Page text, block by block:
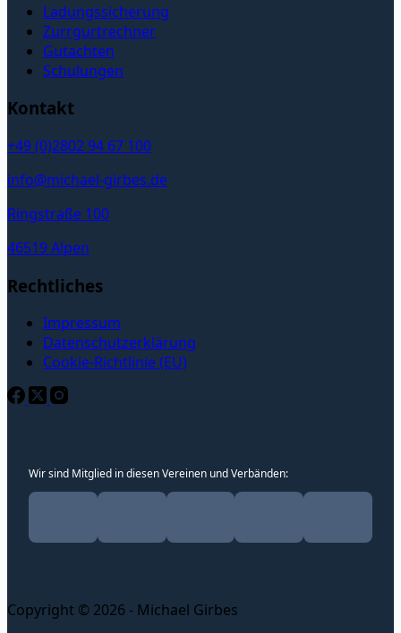
Ladungssicherung
Zurrgurtrechner
Gutachten
Schulungen
Kontakt
+49 (0)2802 94 67 100
info@michael-girbes.de
Ringstraße 100
46519 Alpen
Rechtliches
Impressum
Datenschutzerklärung
Cookie-Richtlinie (EU)
Wir sind Mitglied in diesen Vereinen und Verbänden:
Copyright © 2026 - Michael Girbes